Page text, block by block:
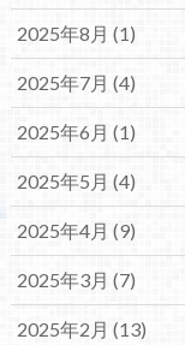
2025年8月 (1)
2025年7月 (4)
2025年6月 (1)
2025年5月 (4)
2025年4月 (9)
2025年3月 (7)
2025年2月 (13)